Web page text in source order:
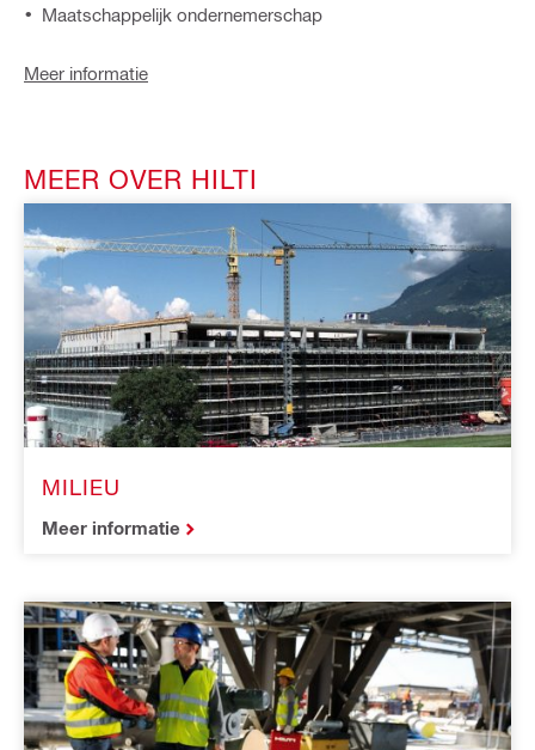
Maatschappelijk ondernemerschap
Meer informatie
MEER OVER HILTI
MILIEU
Meer informatie